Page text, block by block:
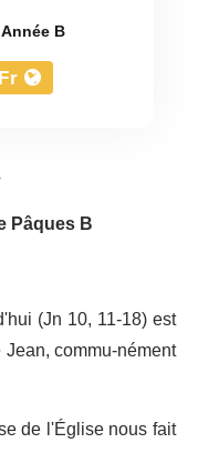
Année B
Fr
Pâques B
(Jn 10, 11-18) est
commu-nément
de l'Église nous fait